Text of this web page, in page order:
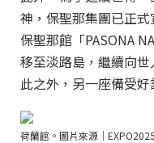
神，保聖那集團已正
保聖那館「PASONA
移至淡路島，繼續向
此之外，另一座備受
荷蘭館。圖片來源｜EXPO2025